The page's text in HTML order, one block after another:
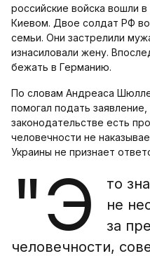
российские войска вошли
Киевом. Двое солдат РФ
семьи. Они застрелили
изнасиловали жену.
бежать в Германию.
По словам Андреаса
помогал подать заявление,
законодательстве есть
человечности не
Украины не признает
"Э
то
не
за
человечности,